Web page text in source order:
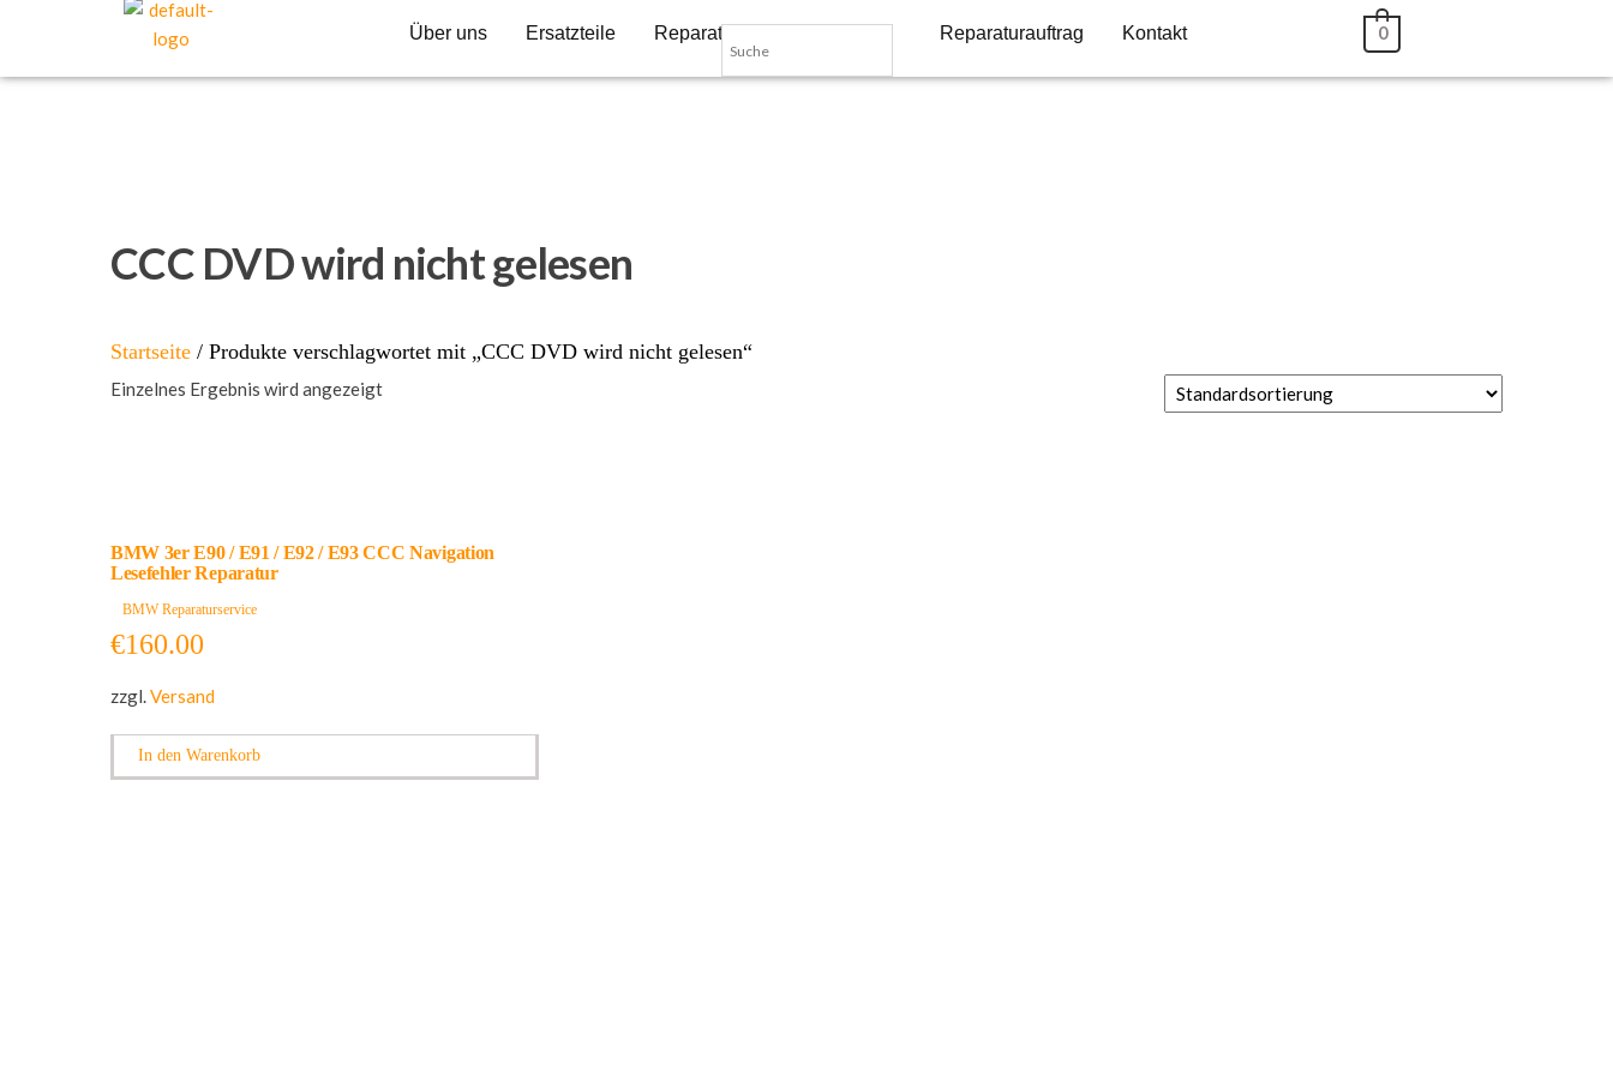
Über uns Ersatzteile Reparatur-Dienstleistungen Reparaturauftrag Kontakt 0
CCC DVD wird nicht gelesen
Startseite / Produkte verschlagwortet mit „CCC DVD wird nicht gelesen“
Einzelnes Ergebnis wird angezeigt
BMW 3er E90 / E91 / E92 / E93 CCC Navigation
Lesefehler Reparatur
BMW Reparaturservice
€160.00
zzgl.Versand
In den Warenkorb